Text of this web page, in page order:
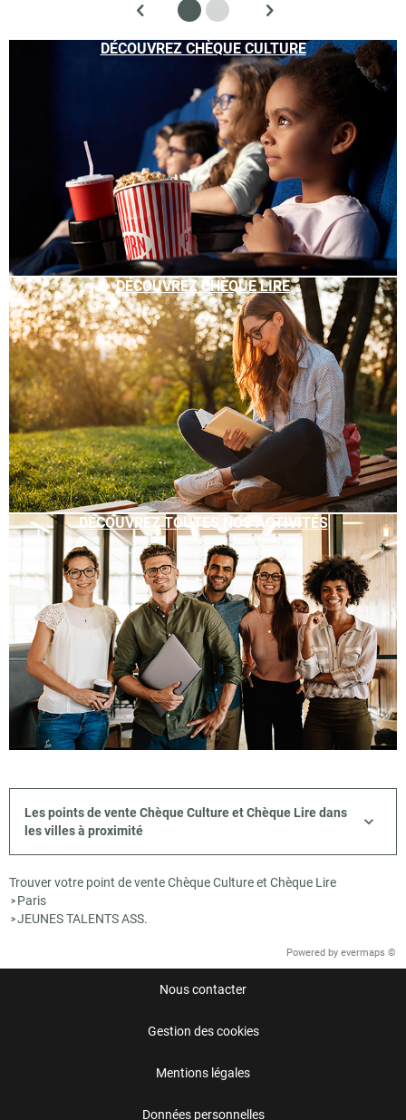
DÉCOUVREZ CHÈQUE CULTURE
DÉCOUVREZ CHÈQUE LIRE
DÉCOUVREZ TOUTES NOS ACTIVITÉS
Les points de vente Chèque Culture et Chèque Lire dans
les villes à proximité
Trouver votre point de vente Chèque Culture et Chèque Lire
> Paris
>JEUNES TALENTS ASS.
Powered by evermaps ©
Nous contacter
Gestion des cookies
Mentions légales
Données personnelles